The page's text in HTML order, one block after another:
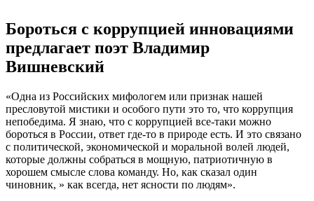
Бороться с коррупцией инновациями
предлагает поэт Владимир
Вишневский
«Одна из Российских мифологем или признак нашей
пресловутой мистики и особого пути это то, что коррупция
непобедима. Я знаю, что с коррупцией все-таки можно
бороться в России, ответ где-то в природе есть. И это связано
с политической, экономической и моральной волей людей,
которые должны собраться в мощную, патриотичную в
хорошем смысле слова команду. Но, как сказал один
чиновник, » как всегда, нет ясности по людям».